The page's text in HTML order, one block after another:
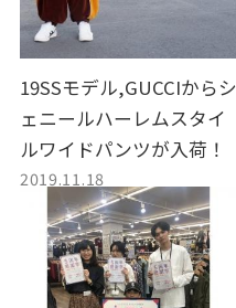
19SSモデル,GUCCIからシ
ェニールハーレムスタイ
ルワイドパンツが入荷！
2019.11.18